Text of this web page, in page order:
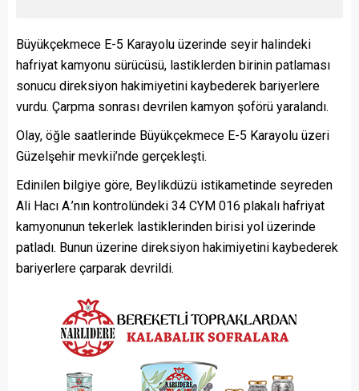
Büyükçekmece E-5 Karayolu üzerinde seyir halindeki
hafriyat kamyonu sürücüsü, lastiklerden birinin patlaması
sonucu direksiyon hakimiyetini kaybederek bariyerlere
vurdu. Çarpma sonrası devrilen kamyon şoförü yaralandı.
Olay, öğle saatlerinde Büyükçekmece E-5 Karayolu üzeri
Güzelşehir mevkii’nde gerçekleşti.
Edinilen bilgiye göre, Beylikdüzü istikametinde seyreden
Ali Hacı A.’nın kontrolündeki 34 CYM 016 plakalı hafriyat
kamyonunun tekerlek lastiklerinden birisi yol üzerinde
patladı. Bunun üzerine direksiyon hakimiyetini kaybederek
bariyerlere çarparak devrildi.